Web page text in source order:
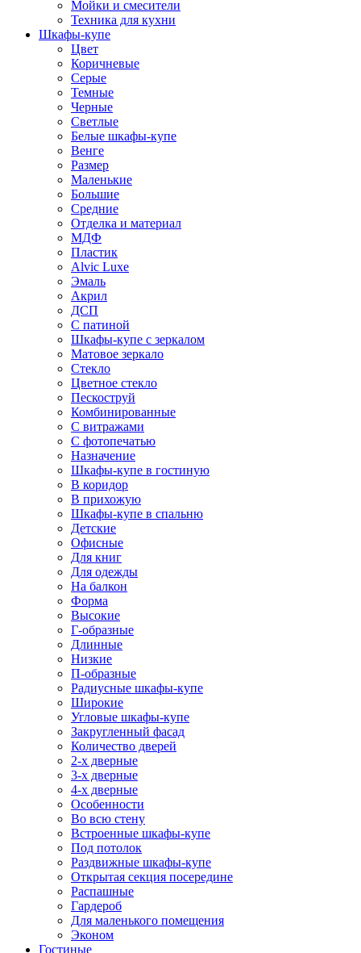
Мойки и смесители
Техника для кухни
Шкафы-купе
Цвет
Коричневые
Серые
Темные
Черные
Светлые
Белые шкафы-купе
Венге
Размер
Маленькие
Большие
Средние
Отделка и материал
МДФ
Пластик
Alvic Luxe
Эмаль
Акрил
ДСП
С патиной
Шкафы-купе с зеркалом
Матовое зеркало
Стекло
Цветное стекло
Пескоструй
Комбинированные
С витражами
С фотопечатью
Назначение
Шкафы-купе в гостиную
В коридор
В прихожую
Шкафы-купе в спальню
Детские
Офисные
Для книг
Для одежды
На балкон
Форма
Высокие
Г-образные
Длинные
Низкие
П-образные
Радиусные шкафы-купе
Широкие
Угловые шкафы-купе
Закругленный фасад
Количество дверей
2-х дверные
3-х дверные
4-х дверные
Особенности
Во всю стену
Встроенные шкафы-купе
Под потолок
Раздвижные шкафы-купе
Открытая секция посередине
Распашные
Гардероб
Для маленького помещения
Эконом
Гостиные